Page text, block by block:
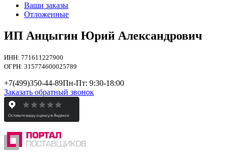
Ваши заказы
Отложенные
ИП Анцыгин Юрий Александрович
ИНН: 771611227900
ОГРН: 315774600025789
+7(499)350-44-89Пн-Пт: 9:30-18:00
Заказать обратный звонок